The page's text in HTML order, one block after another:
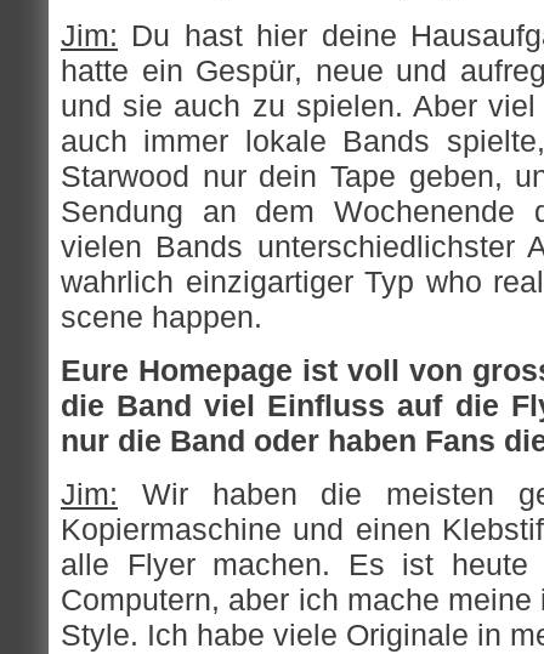
Jim: Du hast hier deine
hatte ein Gespür, neue und
und sie auch zu spielen. Aber
auch immer lokale Bands
Starwood nur dein Tape geben,
Sendung an dem Wochenende
vielen Bands unterschiedlichster
wahrlich einzigartiger Typ who
scene happen.
Eure Homepage ist voll von
die Band viel Einfluss auf die
nur die Band oder haben Fans
Jim: Wir haben die meisten
Kopiermaschine und einen
alle Flyer machen. Es ist
Computern, aber ich mache
Style. Ich habe viele Originale in